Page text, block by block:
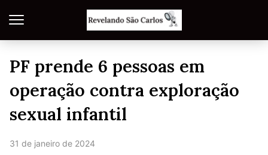
PF prende 6 pessoas em
operação contra exploração
sexual infantil
31 de janeiro de 2024